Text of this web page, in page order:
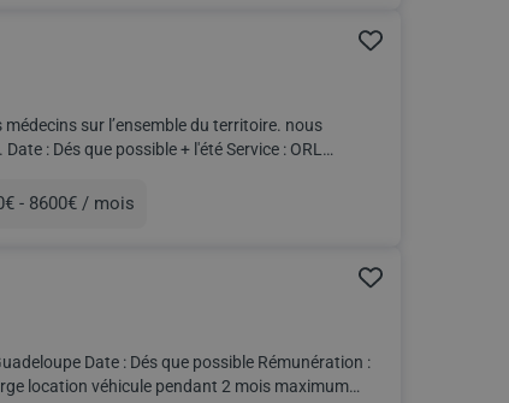
sur l’ensemble du territoire. nous
- 8600€ / mois
: